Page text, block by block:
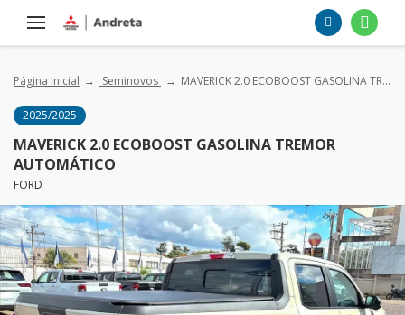
Página Inicial Seminovos MAVERICK 2.0 ECOBOOST GASOLINA TREMOR AUTOMÁTICO
2025/2025
MAVERICK 2.0 ECOBOOST GASOLINA TREMOR
AUTOMÁTICO
FORD